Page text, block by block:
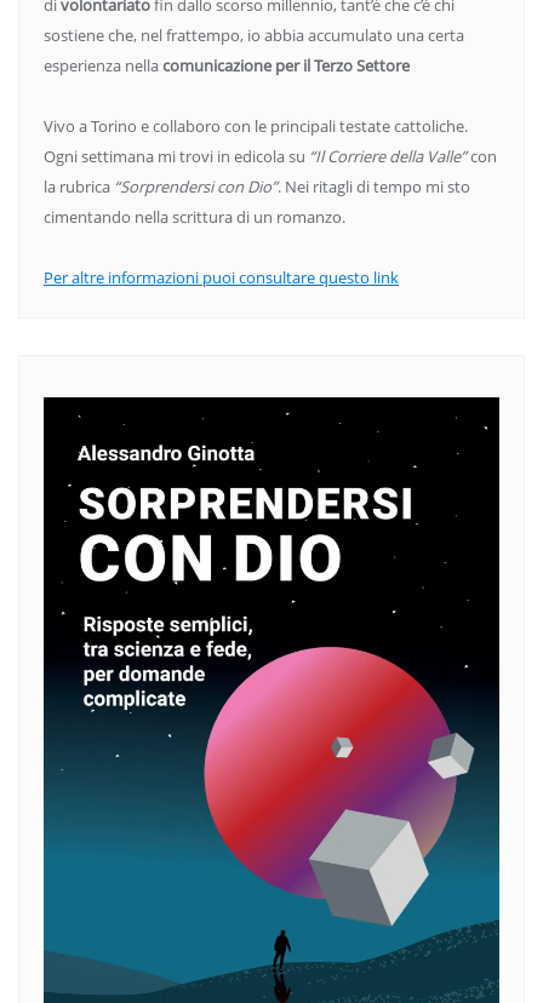
divolontariatofin dallo scorso millennio, tant’è che c’è chi
sostiene che, nel frattempo, io abbia accumulato una certa
esperienza nellacomunicazione per il Terzo Settore
Vivo a Torino e collaboro con le principali testate cattoliche.
Ogni settimana mi trovi in edicola su “Il Corriere della Valle”con
la rubrica “Sorprendersi con Dio”. Nei ritagli di tempo mi sto
cimentando nella scrittura di un romanzo.
Per altre informazioni puoi consultare questo link